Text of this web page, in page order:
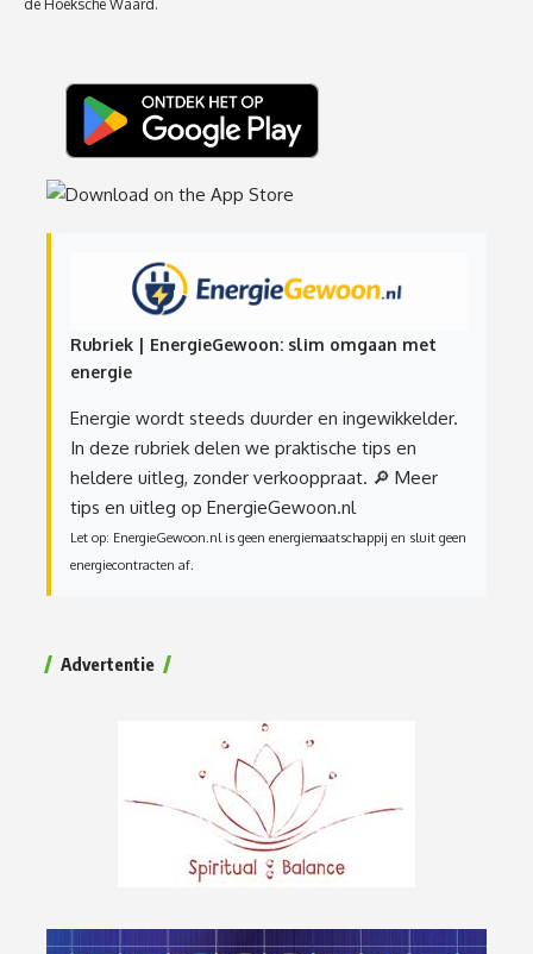
de Hoeksche Waard.
Rubriek | EnergieGewoon: slim omgaan met
energie
Energie wordt steeds duurder en ingewikkelder.
In deze rubriek delen we praktische tips en
heldere uitleg, zonder verkooppraat. 🔎 Meer
tips en uitleg op EnergieGewoon.nl
Let op: EnergieGewoon.nl is geen energiemaatschappij en sluit geen
energiecontracten af.
Advertentie